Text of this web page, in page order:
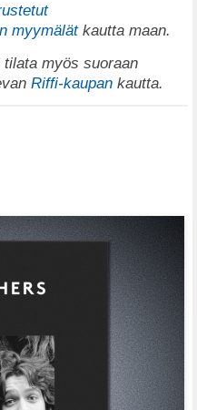
myymälätkautta maan.
myös suoraan
Riffi-kaupan kautta.